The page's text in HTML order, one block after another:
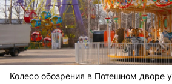
Колесо обозрения в Потешном дворе